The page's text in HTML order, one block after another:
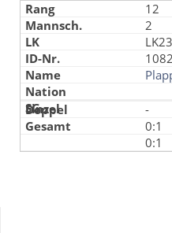
12
2
-
0:1
0:1